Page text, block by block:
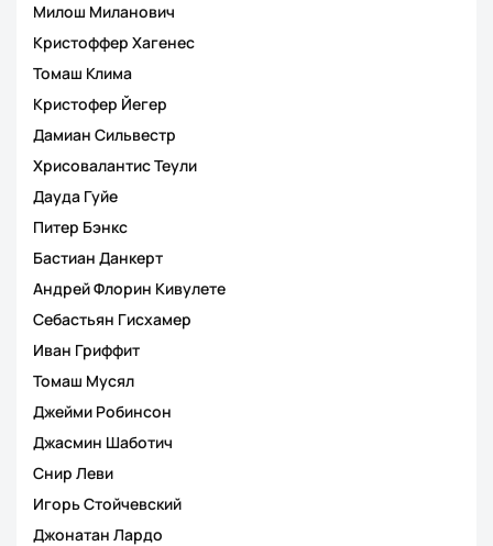
Милош Миланович
Кристоффер Хагенес
Томаш Клима
Кристофер Йегер
Дамиан Сильвестр
Хрисовалантис Теули
Дауда Гуйе
Питер Бэнкс
Бастиан Данкерт
Андрей Флорин Кивулете
Себастьян Гисхамер
Иван Гриффит
Томаш Мусял
Джейми Робинсон
Джасмин Шаботич
Снир Леви
Игорь Стойчевский
Джонатан Лардо